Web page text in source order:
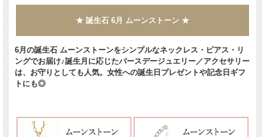
★ 誕生石 6月 ムーンストーン ★
6月の誕生石 ムーンストーンをシンプルなネックレス・ピアス・リ
ングでお届け♪誕生月に応じたバースデージュエリー／アクセサリー
は、お守りとしても人気。女性への誕生日プレゼントや記念日ギフ
トにも◎